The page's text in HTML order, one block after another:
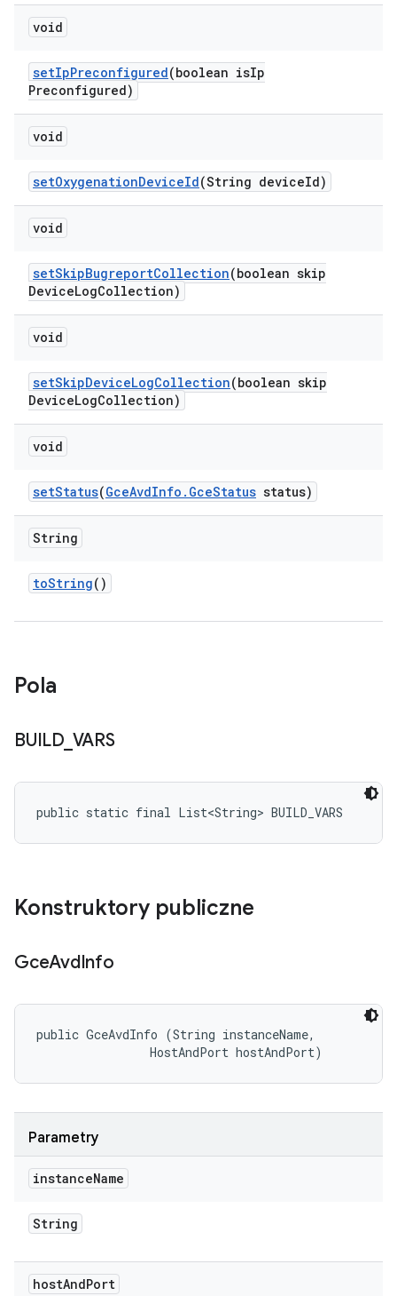
void
setIpPreconfigured(boolean isIp
Preconfigured)
void
setOxygenationDeviceId(String deviceId)
void
setSkipBugreportCollection(boolean skip
DeviceLogCollection)
void
setSkipDeviceLogCollection(boolean skip
DeviceLogCollection)
void
setStatus(GceAvdInfo . GceStatus status)
String
toString()
Pola
BUILD_ VARS
public static final List<String> BUILD_VARS
Konstruktory publiczne
GceAvdInfo
public GceAvdInfo (String instanceName,
                HostAndPort hostAndPort)
Parametry
instanceName
String
hostAndPort